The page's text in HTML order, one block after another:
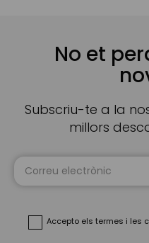
No et
Subscriu-te a la
millors
Accepto els termes i les